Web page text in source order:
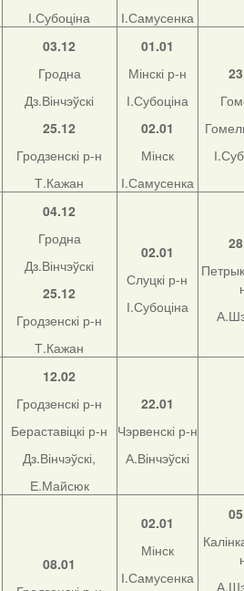
І.Субоціна
І.Самусенка
03.12
Гродна
Дз.Вінчэўскі
25.12
Гродзенскі р-н
Т.Кажан
01.01
Мінскі р-н
І.Субоціна
02.01
Мінск
І.Самусенка
04.12
Гродна
Дз.Вінчэўскі
25.12
Гродзенскі р-н
Т.Кажан
02.01
Слуцкі р-н
І.Субоціна
12.02
Гродзенскі р-н
Бераставіцкі р-н
Дз.Вінчэўскі,
Е.Майсюк
22.01
Чэрвенскі р-н
А.Вінчэўскі
08.01
02.01
Мінск
І.Самусенка